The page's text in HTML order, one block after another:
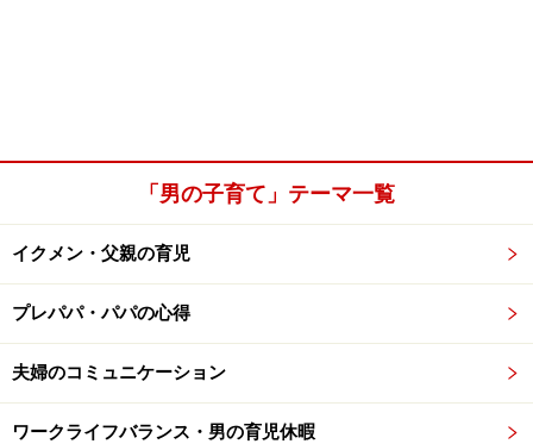
「男の子育て」テーマ一覧
イクメン・父親の育児
プレパパ・パパの心得
夫婦のコミュニケーション
ワークライフバランス・男の育児休暇